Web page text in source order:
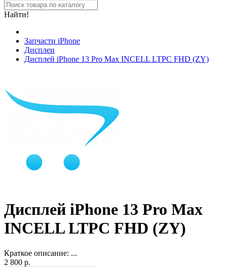
Найти!
Запчасти iPhone
Дисплеи
Дисплей iPhone 13 Pro Max INCELL LTPC FHD (ZY)
Дисплей iPhone 13 Pro Max
INCELL LTPC FHD (ZY)
Краткое описание: ...
2 800 р.